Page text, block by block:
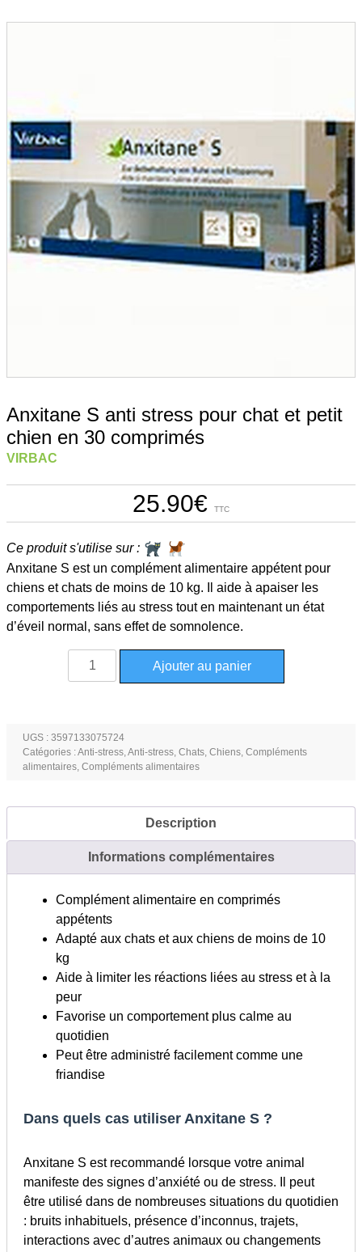
Anxitane S anti stress pour chat et petit
chien en 30 comprimés
VIRBAC
25.90€ TTC
Ce produit s'utilise sur :
Anxitane S est un complément alimentaire appétent pour
chiens et chats de moins de 10 kg. Il aide à apaiser les
comportements liés au stress tout en maintenant un état
d’éveil normal, sans effet de somnolence.
quantité
de
anti
stress
pour
chien
en
comprimés
Ajouter au panier
UGS : 3597133075724
Catégories :Anti-stress,Anti-stress, Chats, Chiens, Compléments
alimentaires, Compléments alimentaires
Description
Informations complémentaires
Complément alimentaire en comprimés
appétents
Adapté aux chats et aux chiens de moins de 10
kg
Aide à limiter les réactions liées au stress et à la
peur
Favorise un comportement plus calme au
quotidien
Peut être administré facilement comme une
friandise
Dans quels cas utiliser Anxitane S ?
Anxitane S est recommandé lorsque votre animal
manifeste des signes d’anxiété ou de stress. Il peut
être utilisé dans de nombreuses situations du quotidien
: bruits inhabituels, présence d’inconnus, trajets,
interactions avec d’autres animaux ou changements